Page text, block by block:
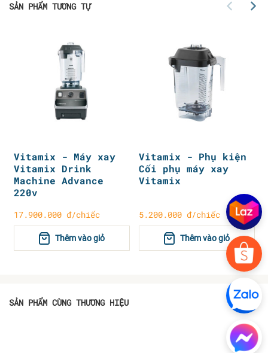
SẢN PHẨM TƯƠNG TỰ
Vitamix - Máy xay
Vitamix Drink
Machine Advance
220v
17.900.000 đ/chiếc
Thêm vào giỏ
Vitamix - Phụ kiện
Cối phụ máy xay
Vitamix
5.200.000 đ/chiếc
Thêm vào giỏ
SẢN PHẨM CÙNG THƯƠNG HIỆU